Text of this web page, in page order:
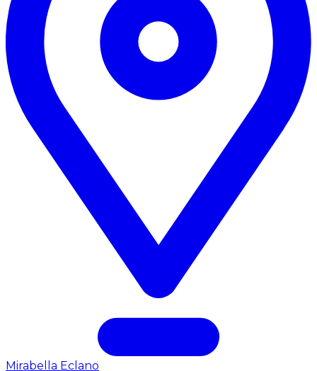
Mirabella Eclano